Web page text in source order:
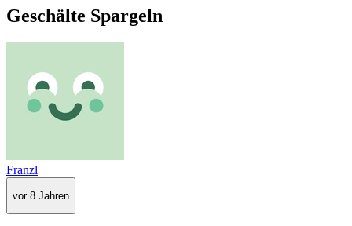
Geschälte Spargeln
Franzl
vor 8 Jahren